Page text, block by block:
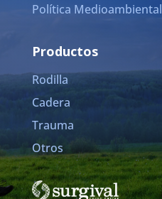
Política Medioambiental
Productos
Rodilla
Cadera
Trauma
Otros